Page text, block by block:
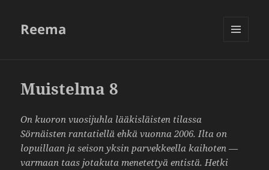
Reema
Muistelma 8
On kuoron vuosi­juhla lääkis­läisten tilassa
Sörnäisten ranta­tiellä ehkä vuonna 2006. Ilta on
lopuil­laan ja seison yksin parvek­keella kaihoten —
varmaan taas jota­kuta mene­tettyä entistä. Hetki